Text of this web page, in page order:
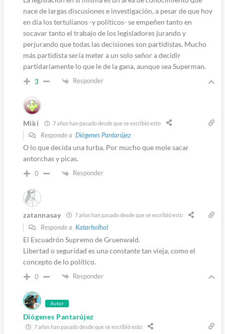
nace de largas discusiones e investigación, a pesar de que hoy
en día los tertulianos -y políticos- se empeñen tanto en
socavar tanto el trabajo de los legisladores jurando y
perjurando que todas las decisiones son partidistas. Mucho
más partidista sería meter a un solo señor a decidir
partidariamente lo que le de la gana, aunque sea Superman.
3 Responder
Miki 7 años han pasado desde que se escribió esto
Responde a Diógenes Pantarújez
O lo que decida una turba. Por mucho que mole sacar
antorchas y picas.
0 Responder
zatannasay 7 años han pasado desde que se escribió esto
Responde a Katarholhol
El Escuadrón Supremo de Gruenwald.
Libertad o seguridad es una constante tan vieja, como el
concepto de lo político.
0 Responder
Autor
Diógenes Pantarújez
7 años han pasado desde que se escribió esto